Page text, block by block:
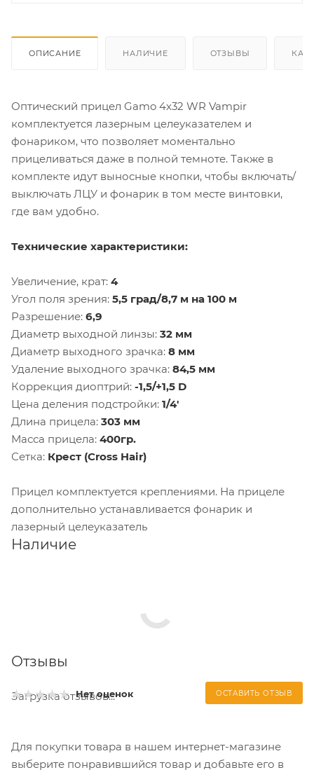
ОПИСАНИЕ НАЛИЧИЕ ОТЗЫВЫ КАК
Оптический прицел Gamo 4х32 WR Vampir
комплектуется лазерным целеуказателем и
фонариком, что позволяет моментально
прицеливаться даже в полной темноте. Также в
комплекте идут выносные кнопки, чтобы включать/
выключать ЛЦУ и фонарик в том месте винтовки,
где вам удобно.
Технические характеристики:
Увеличение, крат: 4
Угол поля зрения: 5,5 град/8,7 м на 100 м
Разрешение: 6,9
Диаметр выходной линзы: 32 мм
Диаметр выходного зрачка: 8 мм
Удаление выходного зрачка: 84,5 мм
Коррекция диоптрий: -1,5/+1,5 D
Цена деления подстройки: 1/4'
Длина прицела: 303 мм
Масса прицела: 400гр.
Сетка: Крест (Cross Hair)
Прицел комплектуется креплениями. На прицеле
дополнительно устанавливается фонарик и
лазерный целеуказатель
Наличие
Отзывы
Нет оценок ОСТАВИТЬ ОТЗЫВ
Загрузка отзывов...
Для покупки товара в нашем интернет-магазине
выберите понравившийся товар и добавьте его в